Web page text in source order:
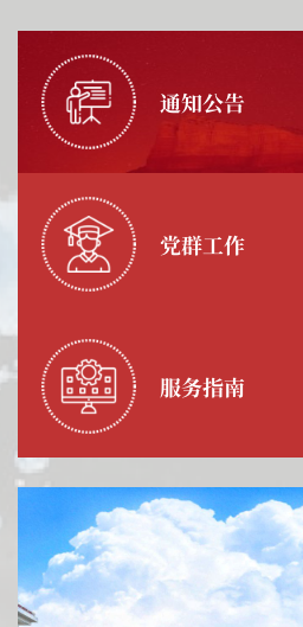
通知公告
党群工作
服务指南